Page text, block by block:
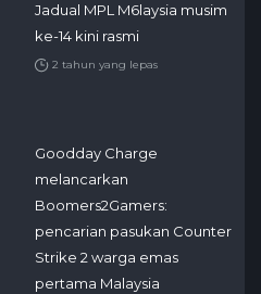
Jadual MPL M6laysia musim
ke-14 kini rasmi
2 tahun yang lepas
Goodday Charge
melancarkan
Boomers2Gamers:
pencarian pasukan Counter
Strike 2 warga emas
pertama Malaysia